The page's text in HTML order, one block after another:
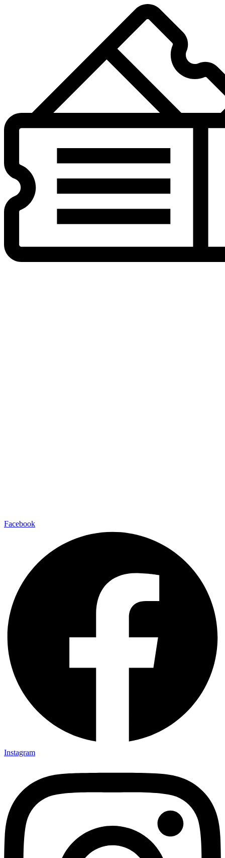
Facebook
Instagram